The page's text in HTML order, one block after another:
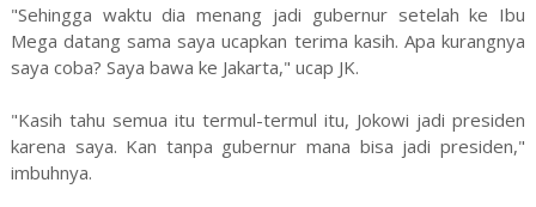
"Sehingga waktu dia menang jadi gubernur setelah ke Ibu
Mega datang sama saya ucapkan terima kasih. Apa kurangnya
saya coba? Saya bawa ke Jakarta," ucap JK.
"Kasih tahu semua itu termul-termul itu, Jokowi jadi presiden
karena saya. Kan tanpa gubernur mana bisa jadi presiden,"
imbuhnya.